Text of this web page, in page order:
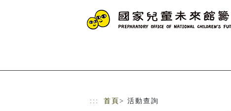
::: 首頁 > 活動查詢